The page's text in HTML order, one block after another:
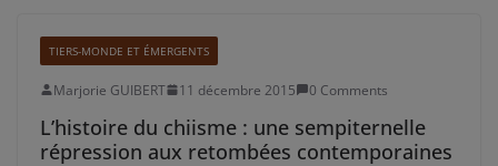
TIERS-MONDE ET ÉMERGENTS
Marjorie GUIBERT 11 décembre 2015 0 Comments
L’histoire du chiisme : une sempiternelle
répression aux retombées contemporaines